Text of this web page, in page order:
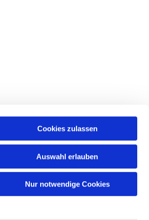
Cookies zulassen
Auswahl erlauben
Nur notwendige Cookies